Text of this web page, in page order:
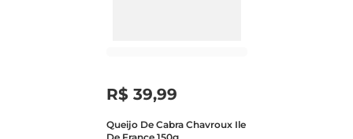
R$ 39,99
Queijo De Cabra Chavroux Ile